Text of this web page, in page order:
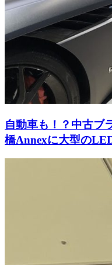
自動車も！？中古ブ
橋Annexに大型の